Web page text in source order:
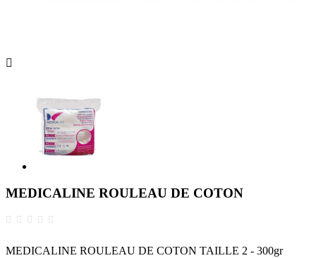

MEDICALINE ROULEAU DE COTON
MEDICALINE ROULEAU DE COTON TAILLE 2 - 300gr